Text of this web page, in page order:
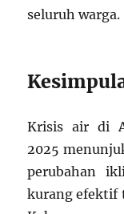
seluruh warga.
Krisis air di
2025
perubahan
kurang efektif